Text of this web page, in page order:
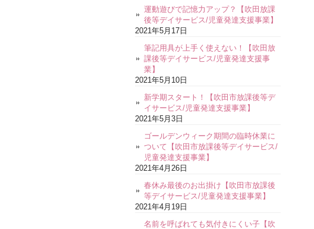
運動遊びで記憶力アップ？【吹田放課
後等デイサービス/児童発達支援事業】
2021年5月17日
筆記用具が上手く使えない！【吹田放
課後等デイサービス/児童発達支援事
業】
2021年5月10日
新学期スタート！【吹田市放課後等デ
イサービス/児童発達支援事業】
2021年5月3日
ゴールデンウィーク期間の臨時休業に
ついて【吹田市放課後等デイサービス/
児童発達支援事業】
2021年4月26日
春休み最後のお出掛け【吹田市放課後
等デイサービス/児童発達支援事業】
2021年4月19日
名前を呼ばれても気付きにくい子【吹